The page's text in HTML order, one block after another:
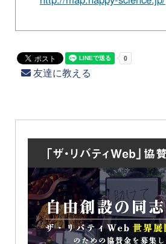
友達に教える